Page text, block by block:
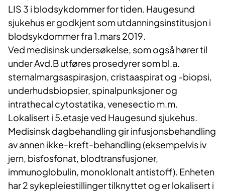
LIS 3 i blodsykdommer for tiden. Haugesund
sjukehus er godkjent som utdanningsinstitusjon i
blodsykdommer fra 1.mars 2019.
Ved medisinsk undersøkelse, som også hører til
under Avd.B utføres prosedyrer som bl.a.
sternalmargsaspirasjon, cristaaspirat og -biopsi,
underhudsbiopsier, spinalpunksjoner og
intrathecal cytostatika, venesectio m.m.
Lokalisert i 5.etasje ved Haugesund sjukehus.
Medisinsk dagbehandling gir infusjonsbehandling
av annen ikke-kreft-behandling (eksempelvis iv
jern, bisfosfonat, blodtransfusjoner,
immunoglobulin, monoklonalt antistoff). Enheten
har 2 sykepleiestillinger tilknyttet og er lokalisert i